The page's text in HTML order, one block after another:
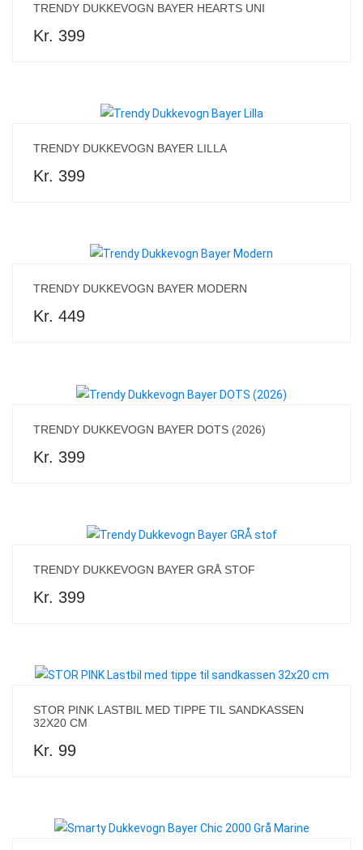
TRENDY DUKKEVOGN BAYER HEARTS UNI
Kr. 399
TRENDY DUKKEVOGN BAYER LILLA
Kr. 399
TRENDY DUKKEVOGN BAYER MODERN
Kr. 449
TRENDY DUKKEVOGN BAYER DOTS (2026)
Kr. 399
TRENDY DUKKEVOGN BAYER GRÅ STOF
Kr. 399
STOR PINK LASTBIL MED TIPPE TIL SANDKASSEN
32X20 CM
Kr. 99